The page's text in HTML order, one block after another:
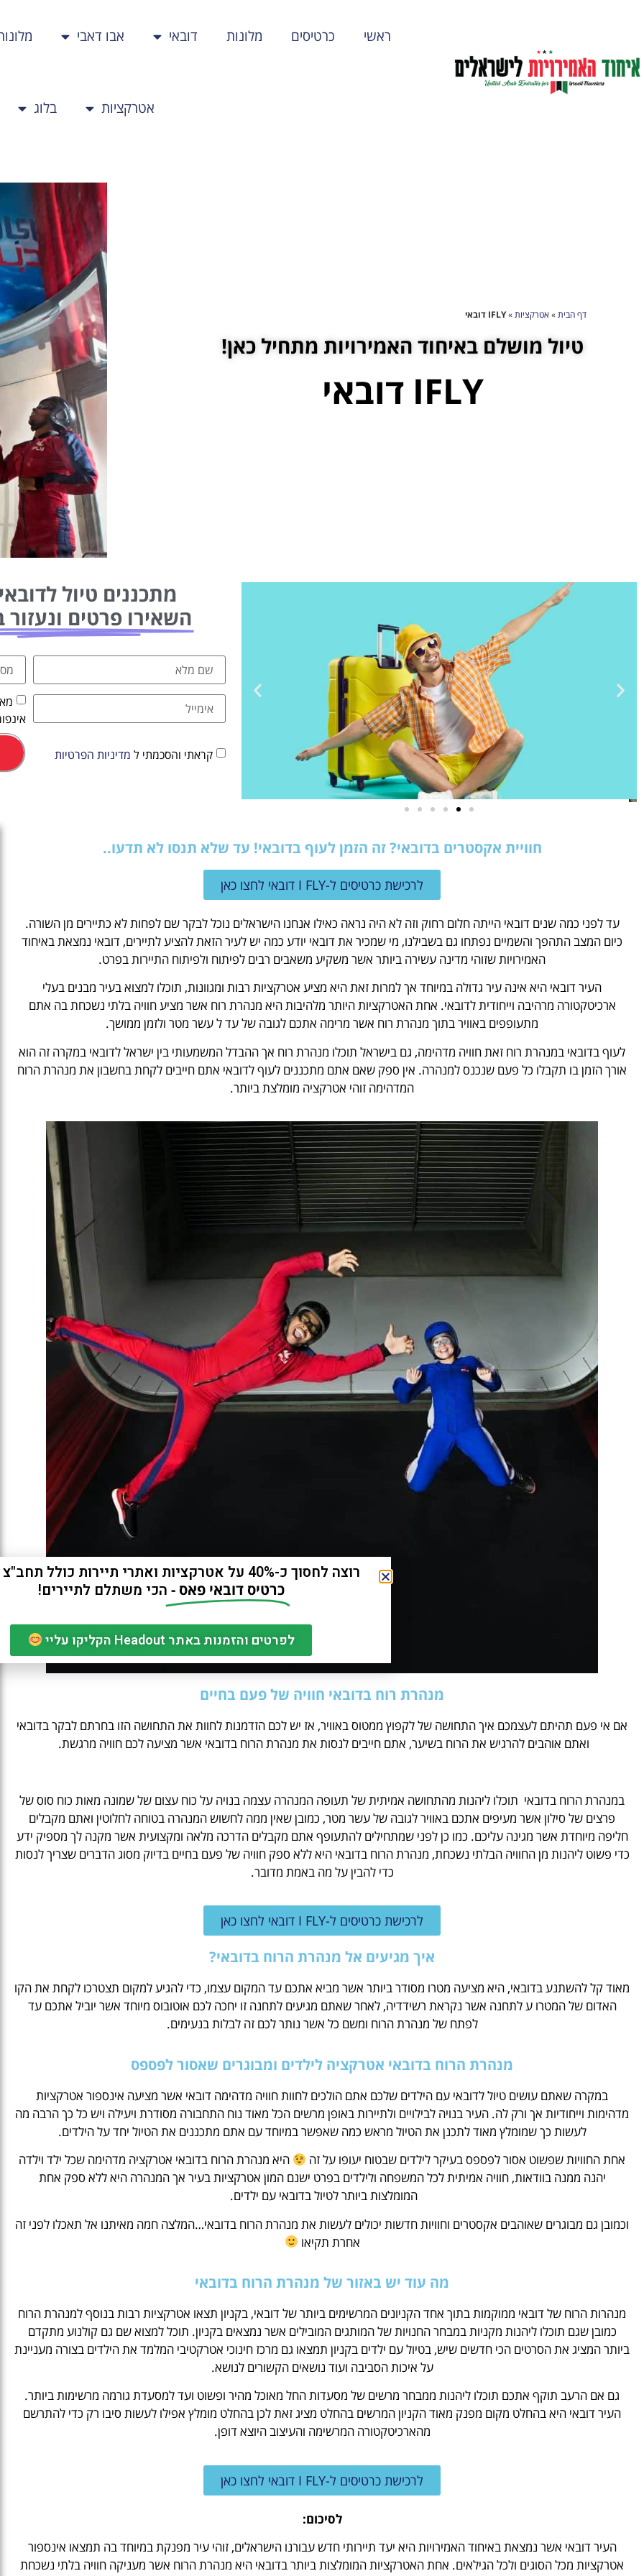
ראשי כרטיסים מלונות דובאי אבו דאבי
אטרקציות בלוג
דף הבית»אטרקציות»IFLY דובאי
טיול מושלם באיחוד האמירויות מתחיל כאן!
IFLY דובאי
טיסות
לחצו
פה!
אטרקציות
לחצו פה!
מתכננים טיול
השאירו פרטים ונעזור
קראתי והסכמתי ל מדיניות הפרטיות
חוויית אקסטרים בדובאי? זה הזמן לעוף בדובאי! עד שלא תנסו לא תדעו..
לרכישת כרטיסים ל-I FLY דובאי לחצו כאן
עד לפני כמה שנים דובאי הייתה חלום רחוק וזה לא היה נראה כאילו אנחנו הישראלים נוכל לבקר שם לפחות לא כתיירים מן השורה.
כיום המצב התהפך והשמיים נפתחו גם בשבילנו, מי שמכיר את דובאי יודע כמה יש לעיר הזאת להציע לתיירים, דובאי נמצאת באיחוד
האמירויות שזוהי מדינה עשירה ביותר אשר משקיע משאבים רבים לפיתוח ולפיתוח התיירות בפרט.
העיר דובאי היא אינה עיר גדולה במיוחד אך למרות זאת היא מציע אטרקציות רבות ומגוונות, תוכלו למצוא בעיר מבנים בעלי
ארכיטקטורה מרהיבה וייחודית לדובאי. אחת האטרקציות היותר מלהיבות היא מנהרת רוח אשר מציע חוויה בלתי נשכחת בה אתם
מתעופפים באוויר בתוך מנהרת רוח אשר מרימה אתכם לגובה של עד ל עשר מטר ולזמן ממושך.
לעוף בדובאי במנהרת רוח זאת חוויה מדהימה, גם בישראל תוכלו מנהרת רוח אך ההבדל המשמעותי בין ישראל לדובאי במקרה זה הוא
אורך הזמן בו תקבלו כל פעם שנכנס למנהרה. אין ספק שאם אתם מתכננים לעוף לדובאי אתם חייבים לקחת בחשבון את מנהרת הרוח
המדהימה זוהי אטרקציה מומלצת ביותר.
מנהרת רוח בדובאי חוויה של פעם בחיים
אם אי פעם תהיתם לעצמכם איך התחושה של לקפוץ ממטוס באוויר, אז יש לכם הזדמנות לחוות את התחושה הזו בחרתם לבקר בדובאי
ואתם אוהבים להרגיש את הרוח בשיער, אתם חייבים לנסות את מנהרת הרוח בדובאי אשר מציעה לכם חוויה מרגשת.
במנהרת הרוח בדובאי תוכלו ליהנות מהתחושה אמיתית של תעופה המנהרה עצמה בנויה על כוח עצום של שמונה מאות כוח סוס של
פרצים של סילון אשר מעיפים אתכם באוויר לגובה של עשר מטר, כמובן שאין ממה לחשוש המנהרה בטוחה לחלוטין ואתם מקבלים
חליפה מיוחדת אשר מגינה עליכם. כמו כן לפני שמתחילים להתעופף אתם מקבלים הדרכה מלאה ומקצועית אשר מקנה לך מספיק ידע
כדי פשוט ליהנות מן החוויה הבלתי נשכחת, מנהרת הרוח בדובאי היא ללא ספק חוויה של פעם בחיים בדיוק מסוג הדברים שצריך לנסות
כדי להבין על מה באמת מדובר.
לרכישת כרטיסים ל-I FLY דובאי לחצו כאן
איך מגיעים אל מנהרת הרוח בדובאי?
מאוד קל להשתנע בדובאי, היא מציעה מטרו מסודר ביותר אשר מביא אתכם עד המקום עצמו, כדי להגיע למקום תצטרכו לקחת את הקו
האדום של המטרו ע לתחנה אשר נקראת רשידדיה, לאחר שאתם מגיעים לתחנה זו יחכה לכם אוטובוס מיוחד אשר יוביל אתכם עד
לפתח של מנהרת הרוח ומשם כל אשר נותר לכם זה לבלות בנעימים.
מנהרת הרוח בדובאי אטרקציה לילדים ומבוגרים שאסור לפספס
במקרה שאתם עושים טיול לדובאי עם הילדים שלכם אתם הולכים לחוות חוויה מדהימה דובאי אשר מציעה אינספור אטרקציות
מדהימות וייחודיות אך ורק לה. העיר בנויה לבילויים ולתיירות באופן מרשים הכל מאוד נוח התחבורה מסודרת ויעילה ויש כל כך הרבה מה
לעשות כך שמומלץ מאוד לתכנן את הטיול מראש כמה שאפשר במיוחד עם אתם מתכננים את הטיול יחד על הילדים.
אחת החוויות שפשוט אסור לפספס בעיקר לילדים שבטוח יעופו על זה
היא מנהרת הרוח בדובאי אטרקציה מדהימה שכל ילד וילדה
יהנה ממנה בוודאות, חוויה אמיתית לכל המשפחה ולילדים בפרט ישנם המון אטרקציות בעיר אך המנהרה היא ללא ספק אחת
המומלצות ביותר לטיול בדובאי עם ילדים.
וכמובן גם מבוגרים שאוהבים אקסטרים וחוויות חדשות יכולים לעשות את מנהרת הרוח בדובאי…המלצה חמה מאיתנו אל תאכלו לפני זה
אחרת תקיאו
מה עוד יש באזור של מנהרת הרוח בדובאי
מנהרות הרוח של דובאי ממוקמות בתוך אחד הקניונים המרשימים ביותר של דובאי, בקניון תצאו אטרקציות רבות בנוסף למנהרת הרוח
כמובן שגם תוכלו ליהנות מקניות במבחר החנויות של המותגים המובילים אשר נמצאים בקניון. תוכל למצוא שם גם קולנוע מתקדם
ביותר המציג את הסרטים הכי חדשים שיש, בטיול עם ילדים בקניון תמצאו גם מרכז חינוכי אטרקטיבי המלמד את הילדים בצורה מעניינת
על איכות הסביבה ועוד נושאים הקשורים לנושא.
גם אם הרעב תוקף אתכם תוכלו ליהנות ממבחר מרשים של מסעדות החל מאוכל מהיר ופשוט ועד למסעדת גורמה מרשימות ביותר.
העיר דובאי היא בהחלט מקום מפנק מאוד הקניון המרשים בהחלט מציג זאת לכן בהחלט מומלץ אפילו לעשות סיבו רק כדי להתרשם
מהארכיטקטורה המרשימה והעיצוב היוצא דופן.
לרכישת כרטיסים ל-I FLY דובאי לחצו כאן
לסיכום:
העיר דובאי אשר נמצאת באיחוד האמירויות היא יעד תיירותי חדש עבורנו הישראלים, זוהי עיר מפנקת במיוחד בה תמצאו אינספור
אטרקציות מכל הסוגים ולכל הגילאים. אחת האטרקציות המומלצות ביותר בדובאי היא מנהרת הרוח אשר מעניקה חוויה בלתי נשכחת
רוצה לחסוך כ-40% על אטרקציות ואתרי תיירות כולל תחב"צ חינם?
כרטיס דובאי פאס - הכי משתלם לתיירים!
לפרטים והזמנות באתר Headout הקליקו עליי